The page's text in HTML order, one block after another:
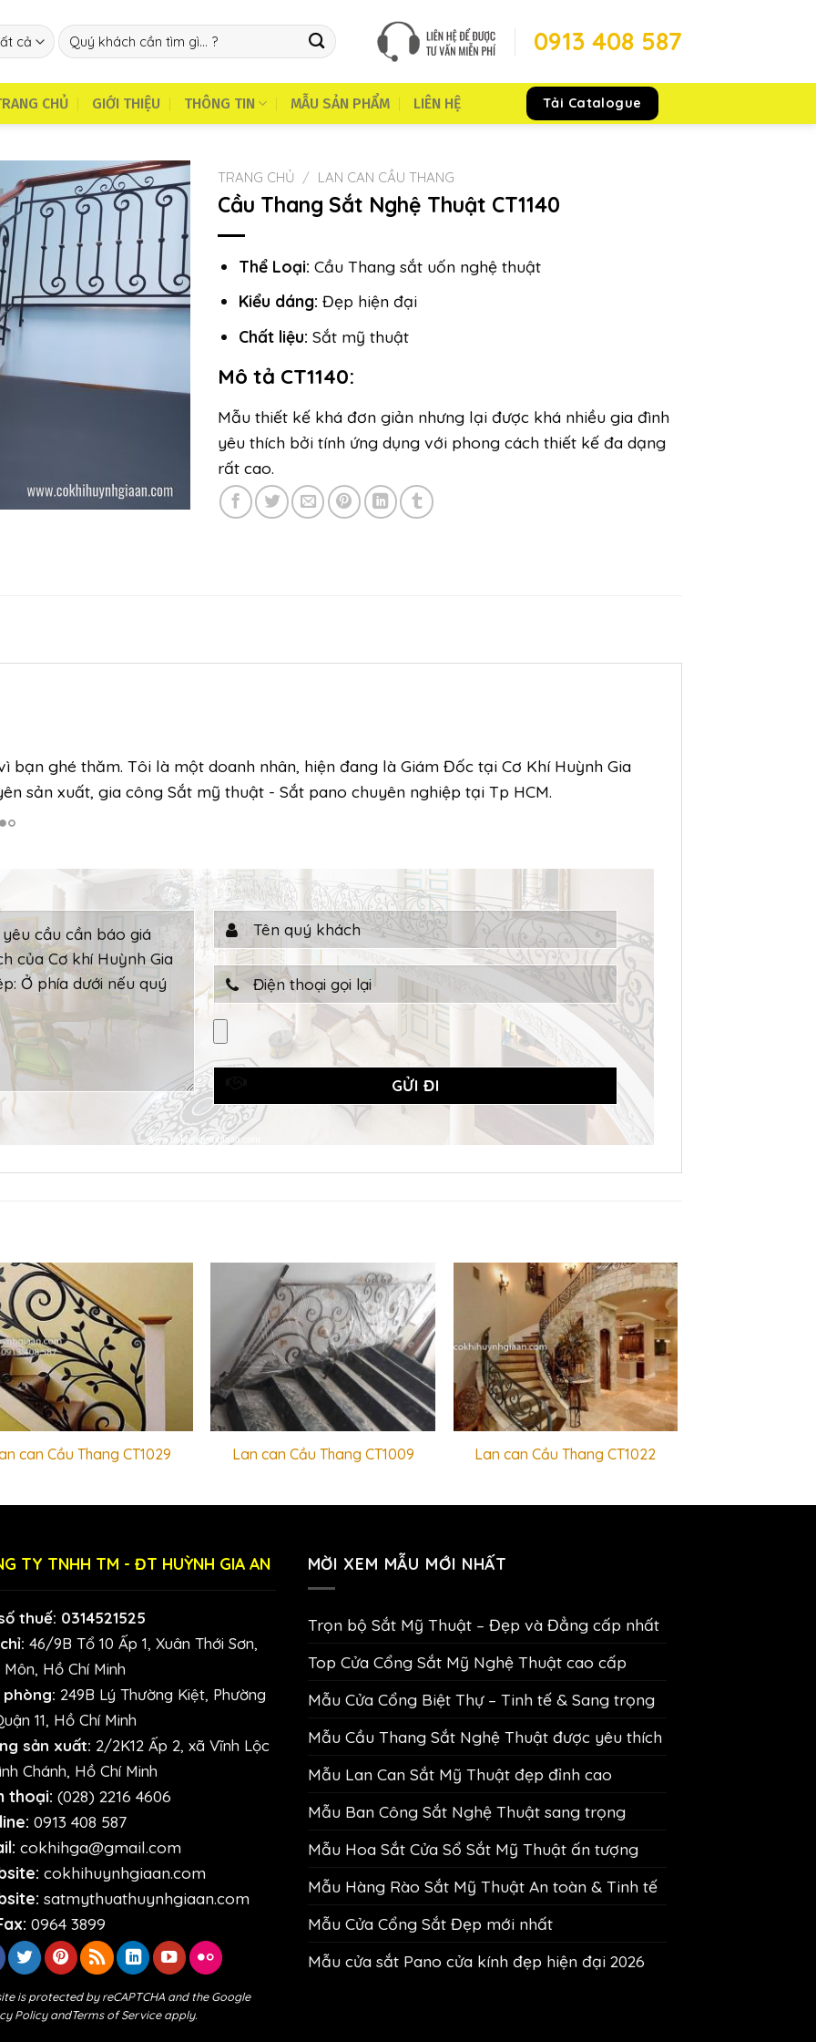
Tìm
kiếm:
0913 408 587
CHỦ GIỚI THIỆU THÔNG TIN MẪU SẢN PHẨM LIÊN HỆ Tải Catalogue
TRANG CHỦ / LAN CAN CẦU THANG
Cầu Thang Sắt Nghệ Thuật CT1140
Thể Loại: Cầu Thang sắt uốn nghệ thuật
Kiểu dáng: Đẹp hiện đại
Chất liệu: Sắt mỹ thuật
Mô tả CT1140:
Mẫu thiết kế khá đơn giản nhưng lại được khá nhiều gia đình
yêu thích bởi tính ứng dụng với phong cách thiết kế đa dạng
rất cao.
bạn ghé thăm. Tôi là một doanh nhân, hiện đang là Giám Đốc tại Cơ Khí Huỳnh Gia
sản xuất, gia công Sắt mỹ thuật - Sắt pano chuyên nghiệp tại Tp HCM.
can Cầu Thang CT1029 Lan can Cầu Thang CT1009 Lan can Cầu Thang CT1022
TY TNHH TM - ĐT HUỲNH GIA AN
thuế: 0314521525
46/9B Tổ 10 Ấp 1, Xuân Thới Sơn,
Hồ Chí Minh
phòng: 249B Lý Thường Kiệt, Phường
11, Hồ Chí Minh
sản xuất: 2/2K12 Ấp 2, xã Vĩnh Lộc
Chánh, Hồ Chí Minh
thoại: (028) 2216 4606
0913 408 587
cokhihga@gmail.com
cokhihuynhgiaan.com
satmythuathuynhgiaan.com
0964 3899
is protected by reCAPTCHA and the Google
PolicyandTerms of Serviceapply.
MỜI XEM MẪU MỚI NHẤT
Trọn bộ Sắt Mỹ Thuật – Đẹp và Đẳng cấp nhất
Top Cửa Cổng Sắt Mỹ Nghệ Thuật cao cấp
Mẫu Cửa Cổng Biệt Thự – Tinh tế & Sang trọng
Mẫu Cầu Thang Sắt Nghệ Thuật được yêu thích
Mẫu Lan Can Sắt Mỹ Thuật đẹp đỉnh cao
Mẫu Ban Công Sắt Nghệ Thuật sang trọng
Mẫu Hoa Sắt Cửa Sổ Sắt Mỹ Thuật ấn tượng
Mẫu Hàng Rào Sắt Mỹ Thuật An toàn & Tinh tế
Mẫu Cửa Cổng Sắt Đẹp mới nhất
Mẫu cửa sắt Pano cửa kính đẹp hiện đại 2026